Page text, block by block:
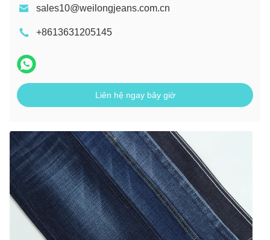
sales10@weilongjeans.com.cn
+8613631205145
Liên hệ ngay bây giờ